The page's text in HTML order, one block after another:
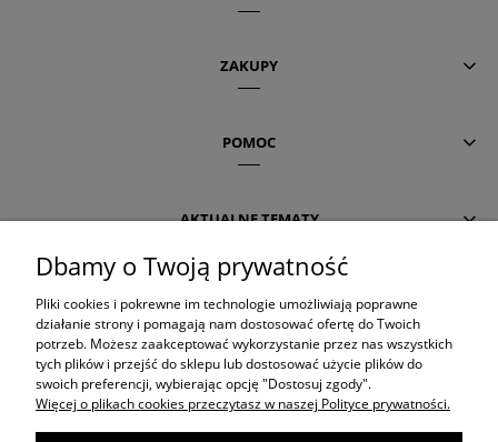
ZAKUPY
POMOC
AKTUALNE TEMATY
OLAPLEX
ORIBE
Dbamy o Twoją prywatność
Pliki cookies i pokrewne im technologie umożliwiają poprawne
działanie strony i pomagają nam dostosować ofertę do Twoich
potrzeb. Możesz zaakceptować wykorzystanie przez nas wszystkich
tych plików i przejść do sklepu lub dostosować użycie plików do
swoich preferencji, wybierając opcję "Dostosuj zgody".
Więcej o plikach cookies przeczytasz w naszej Polityce prywatności.